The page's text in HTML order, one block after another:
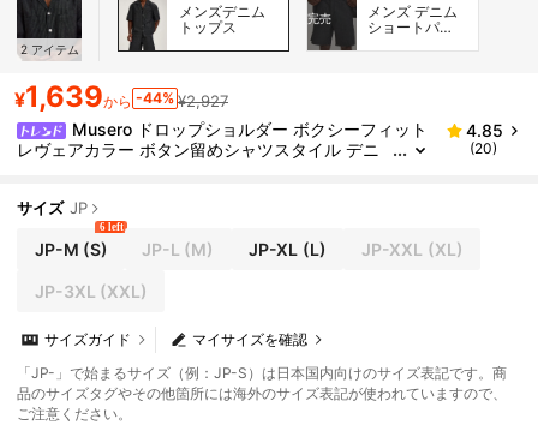
2 アイテム
メンズデニム
トップス
完売
メンズ デニム
ショートパン
¥1,639から -44% ¥2,927
Musero ドロップショルダー ボクシーフィット
レヴェアカラー ボタン留めシャツスタイル デニ
4.85
(20)
サイズ JP
JP-M (S)
6 left
JP-L (M) JP-XL (L) JP-XXL (XL)
JP-3XL (XXL)
マイサイズを確認
サイズガイド
「JP-」で始まるサイズ（例：JP-S）は日本国内向けのサイズ表記です。商
品のサイズタグやその他箇所には海外のサイズ表記が使われていますので、
ご注意ください。